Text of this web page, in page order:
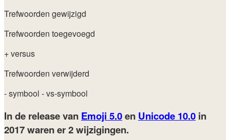
Trefwoorden gewijzigd
Trefwoorden toegevoegd
+ versus
Trefwoorden verwijderd
- symbool - vs-symbool
In de release van Emoji 5.0en Unicode 10.0 in
2017waren er 2 wijzigingen.